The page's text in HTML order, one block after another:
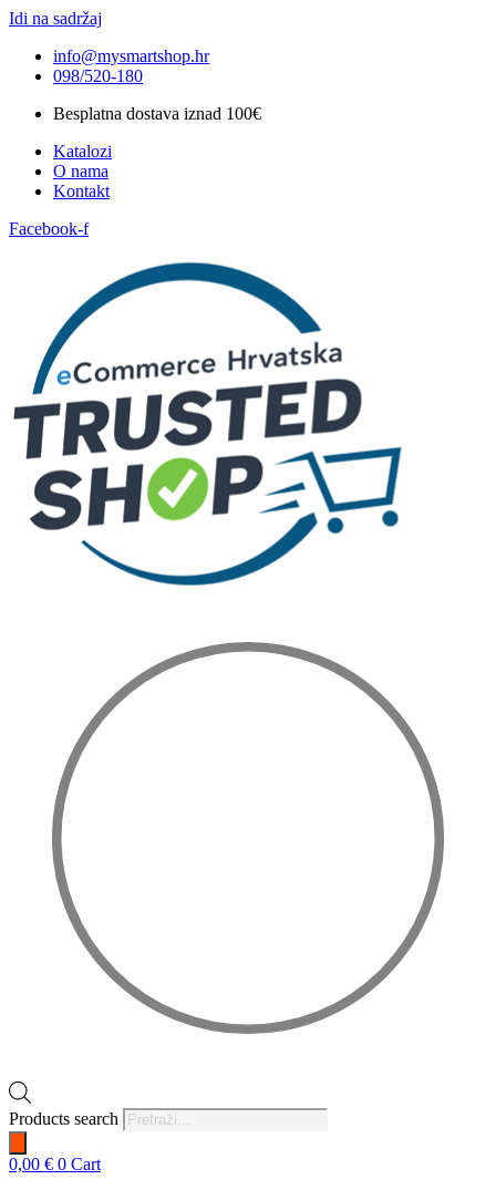
Idi na sadržaj
info@mysmartshop.hr
098/520-180
Besplatna dostava iznad 100€
Katalozi
O nama
Kontakt
Facebook-f
Products search
0,00 € 0 Cart